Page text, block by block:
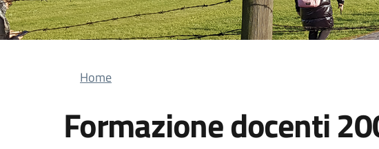
Briciole di pane
Home
Formazione docenti